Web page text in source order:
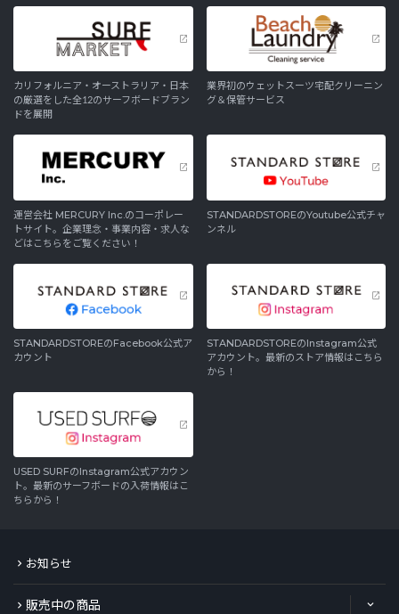
カリフォルニア・オーストラリア・日本
の厳選をした全12のサーフボードブラン
ドを展開
業界初のウェットスーツ宅配クリーニン
グ＆保管サービス
運営会社 MERCURY Inc.のコーポレー
トサイト。企業理念・事業内容・求人な
どはこちらをご覧ください！
STANDARDSTOREのYoutube公式チャ
ンネル
STANDARDSTOREのFacebook公式ア
カウント
STANDARDSTOREのInstagram公式
アカウント。最新のストア情報はこちら
から！
USED SURFのInstagram公式アカウン
ト。最新のサーフボードの入荷情報はこ
ちらから！
お知らせ
販売中の商品